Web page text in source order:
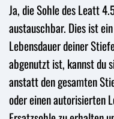
Ja, die Sohle des Leatt
austauschbar. Dies ist
Lebensdauer deiner
abgenutzt ist, kannst du
anstatt den gesamten
oder einen autorisierten